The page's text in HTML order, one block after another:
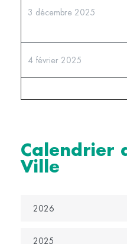
3 décembre 2025
4 février 2025
Calendrier
Ville
2026
2025